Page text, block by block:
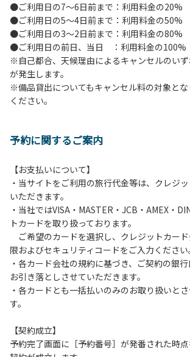
（防火シートや消火グッズ等は無償で貸出し
３.夜間を通しての火の利用（消灯時間には
４.所定の場所以外での火の利用（喫煙含む）
５.強風時の野外での火の利用（管理者判断
６.花火
７.周囲に迷惑となるような行為（夜間の大
他人に嫌悪感を与えるような行為はお止め
８.ごみの投棄
オートキャンプサイトはペット同伴でご利用
おペットを同伴する場合、下記事項を遵守
１.施設内での、ペットのノーリードは禁止で
２.糞尿の放置は禁止です。飼い主が責任を
ださい。
３.ペットの無駄吠え等の行為が、他の利用
判断した場合、ご利用をお断りする場合があ
●ご利用日の7～6日前まで：利用料金の20%
●ご利用日の5～4日前まで：利用料金の50%
●ご利用日の3～2日前まで：利用料金の80%
●ご利用日の前日、当日 ：利用料金の100%
※自己都合、天候理由によるキャンセルのい
が発生します。
※備品貸出についてもキャンセル料の対象と
ください。
予約に関するご案内
【お支払いについて】
・当サイトをご利用の旅行代金等は、クレジ
いただきます。
・当社ではVISA・MASTER・JCB・AMEX・
トカードを取り扱っております。
ご希望のカードを選択し、クレジットカー
限およびセキュリティコードをご入力ください
・各カード会社の規約に基づき、ご契約の銀
お引き落としさせていただきます。
・各カードとも一括払いのみのお取り扱いと
す。
【契約成立】
予約完了画面に［予約番号］が発番された時